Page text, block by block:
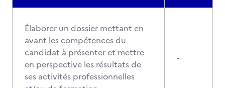
Élaborer un dossier mettant en
avant les compétences du
candidat à présenter et mettre
en perspective les résultats de
ses activités professionnelles
-